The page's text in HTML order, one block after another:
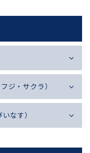
ジ・サクラ）
なす）